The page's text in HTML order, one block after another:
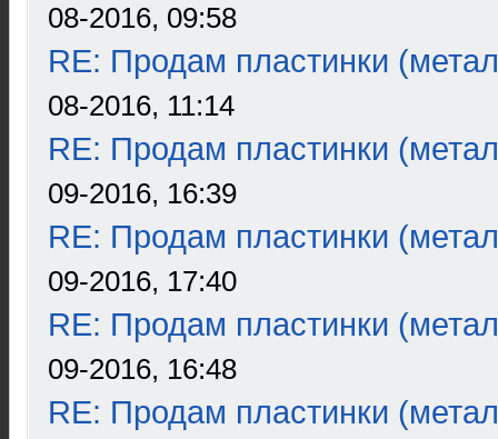
08-2016, 09:58
RE: Продам пластинки
08-2016, 11:14
RE: Продам пластинки
09-2016, 16:39
RE: Продам пластинки
09-2016, 17:40
RE: Продам пластинки
09-2016, 16:48
RE: Продам пластинки